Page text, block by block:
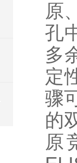
原
孔
多
定
骤
的
原